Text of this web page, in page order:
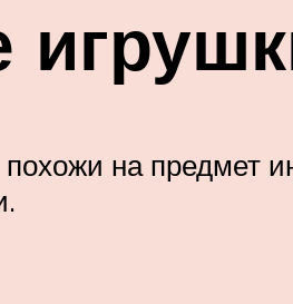
на предмет